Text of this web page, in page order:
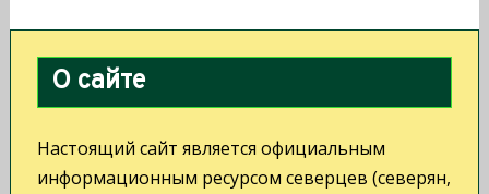
и
о
О сайте
Настоящий сайт является официальным
информационным ресурсом северцев (северян,